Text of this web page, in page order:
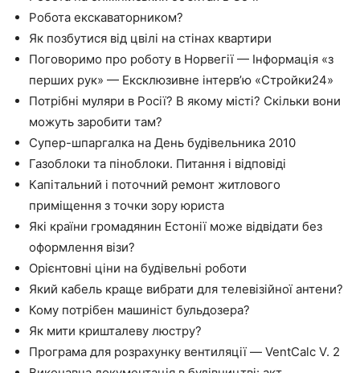
Робота екскаваторником?
Як позбутися від цвілі на стінах квартири
Поговоримо про роботу в Норвегії — Інформація «з
перших рук» — Ексклюзивне інтерв’ю «Стройки24»
Потрібні муляри в Росії? В якому місті? Скільки вони
можуть заробити там?
Супер-шпаргалка на День будівельника 2010
Газоблоки та піноблоки. Питання і відповіді
Капітальний і поточний ремонт житлового
приміщення з точки зору юриста
Які країни громадянин Естонії може відвідати без
оформлення візи?
Орієнтовні ціни на будівельні роботи
Який кабель краще вибрати для телевізійної антени?
Кому потрібен машиніст бульдозера?
Як мити кришталеву люстру?
Програма для розрахунку вентиляції — VentCalc V. 2